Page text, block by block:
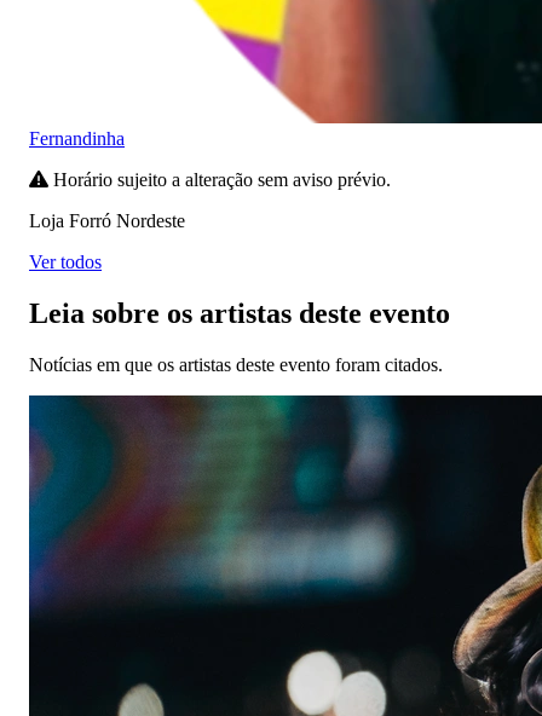
Fernandinha
Horário sujeito a alteração sem aviso prévio.
Loja Forró Nordeste
Ver todos
Leia sobre os artistas deste evento
Notícias em que os artistas deste evento foram citados.